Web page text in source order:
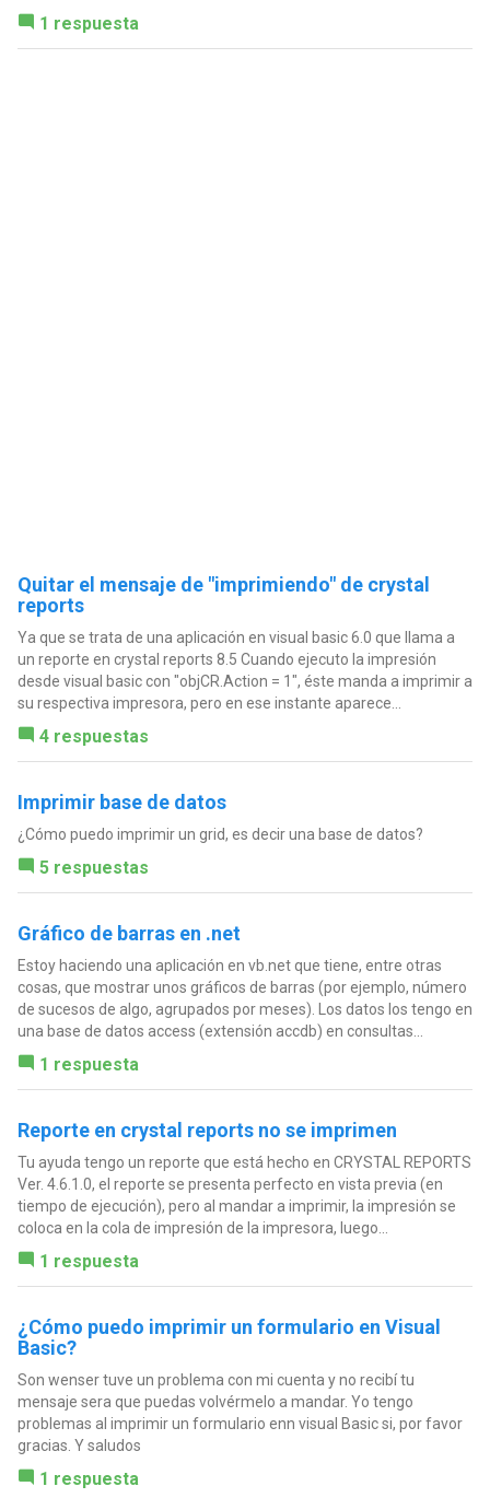
1 respuesta
Quitar el mensaje de "imprimiendo" de crystal
reports
Ya que se trata de una aplicación en visual basic 6.0 que llama a
un reporte en crystal reports 8.5 Cuando ejecuto la impresión
desde visual basic con "objCR.Action = 1", éste manda a imprimir a
su respectiva impresora, pero en ese instante aparece...
4 respuestas
Imprimir base de datos
¿Cómo puedo imprimir un grid, es decir una base de datos?
5 respuestas
Gráfico de barras en .net
Estoy haciendo una aplicación en vb.net que tiene, entre otras
cosas, que mostrar unos gráficos de barras (por ejemplo, número
de sucesos de algo, agrupados por meses). Los datos los tengo en
una base de datos access (extensión accdb) en consultas...
1 respuesta
Reporte en crystal reports no se imprimen
Tu ayuda tengo un reporte que está hecho en CRYSTAL REPORTS
Ver. 4.6.1.0, el reporte se presenta perfecto en vista previa (en
tiempo de ejecución), pero al mandar a imprimir, la impresión se
coloca en la cola de impresión de la impresora, luego...
1 respuesta
¿Cómo puedo imprimir un formulario en Visual
Basic?
Son wenser tuve un problema con mi cuenta y no recibí tu
mensaje sera que puedas volvérmelo a mandar. Yo tengo
problemas al imprimir un formulario enn visual Basic si, por favor
gracias. Y saludos
1 respuesta